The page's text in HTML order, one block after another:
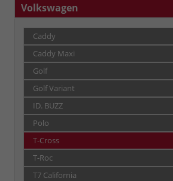
Volkswagen
Caddy
Caddy Maxi
Golf
Golf Variant
ID. BUZZ
Polo
T-Cross
T-Roc
T7 California